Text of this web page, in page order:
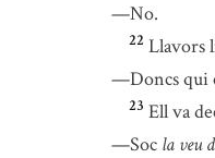
—No.
22 Llavors
—Doncs qui
23 Ell va
—Soc la veu